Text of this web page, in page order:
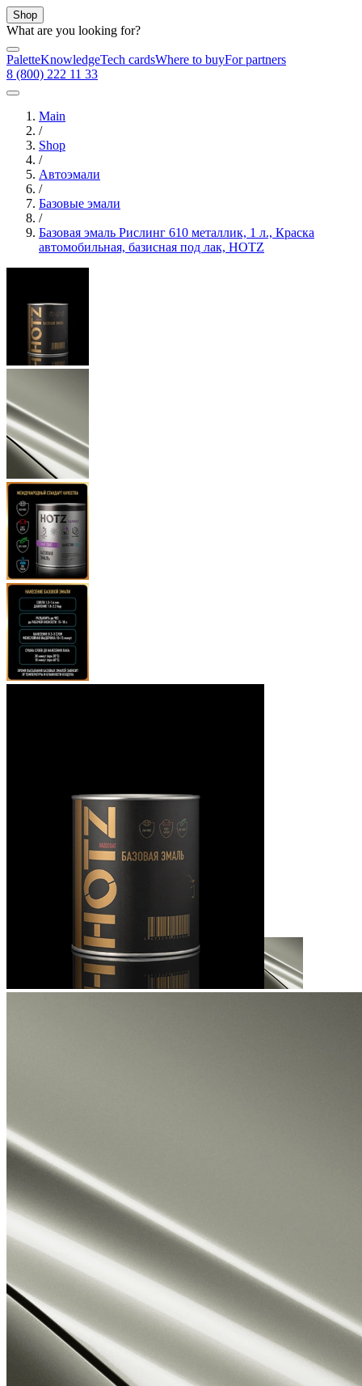
Shop
What are you looking for?
PaletteKnowledgeTech cardsWhere to buyFor partners
8 (800) 222 11 33
Main
/
Shop
/
Автоэмали
/
Базовые эмали
/
Базовая эмаль Рислинг 610 металлик, 1 л., Краска
автомобильная, базисная под лак, HOTZ